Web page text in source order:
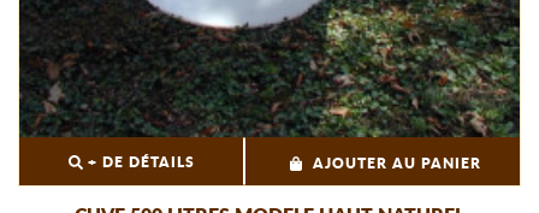
+ DE DÉTAILS AJOUTER AU PANIER